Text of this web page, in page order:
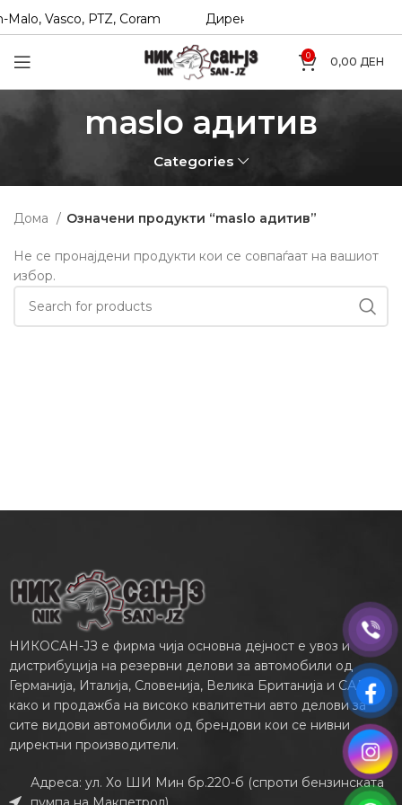
Vasco, PTZ, Coram Директни увозници на Hexol,
0 0,00 ДЕН
maslo адитив
Categories
Дома Означени продукти “maslo адитив”
Не се пронајдени продукти кои се совпаѓаат на вашиот
избор.
НИКОСАН-ЈЗ е фирма чија основна дејност е увоз и
дистрибуција на резервни делови за автомобили од
Германија, Италија, Словенија, Велика Британија и САД,
како и продажба на високо квалитетни авто делови за
сите видови автомобили од брендови кои се нивни
директни производители.
Адреса: ул. Хо ШИ Мин бр.220-б (спроти бензинската